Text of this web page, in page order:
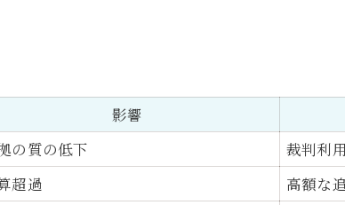
影響
の質の低下
裁判利
超過 高額な